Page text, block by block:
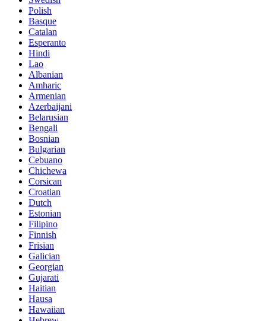
Polish
Basque
Catalan
Esperanto
Hindi
Lao
Albanian
Amharic
Armenian
Azerbaijani
Belarusian
Bengali
Bosnian
Bulgarian
Cebuano
Chichewa
Corsican
Croatian
Dutch
Estonian
Filipino
Finnish
Frisian
Galician
Georgian
Gujarati
Haitian
Hausa
Hawaiian